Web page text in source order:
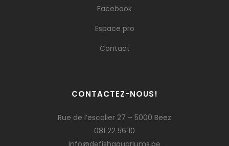
Facebook
Espace pro
Contact
CONTACTEZ-NOUS!
Rue de l’escalier 27 – 5000 Beez
081 22 56 10
info@defishaquariums.be